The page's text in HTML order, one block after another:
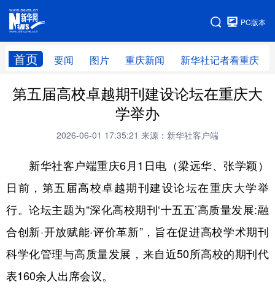
PC版本
首页 要闻 图片 重庆新闻 新华社记者看重庆
网站地图
第五届高校卓越期刊建设论坛在重庆大
学举办
2026-06-01 17:35:21 来源：新华社客户端
新华社客户端重庆6月1日电（梁远华、张学颖）
日前，第五届高校卓越期刊建设论坛在重庆大学举
行。论坛主题为“深化高校期刊‘十五五’高质量发展:融
合创新·开放赋能·评价革新”，旨在促进高校学术期刊
科学化管理与高质量发展，来自近50所高校的期刊代
表160余人出席会议。